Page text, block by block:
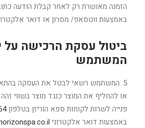
הזמנה מאושרת רק לאחר קבלת הודעה
באמצעות ווטסאפ/ מסרון או דואר
ביטול עסקת הרכישה על
המשתמש
5. המשתמש רשאי לבטל את העסקה
או להחליף את המוצר כנגד מוצר בשווי
פנייה לשרות לקוחות ספא הוריזן בטלפון
באמצעות דואר אלקטרוני